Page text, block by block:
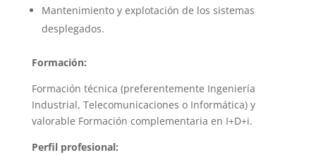
Mantenimiento y explotación de los sistemas
desplegados.
Formación:
Formación técnica (preferentemente Ingeniería
Industrial, Telecomunicaciones o Informática) y
valorable Formación complementaria en I+D+i.
Perfil profesional: